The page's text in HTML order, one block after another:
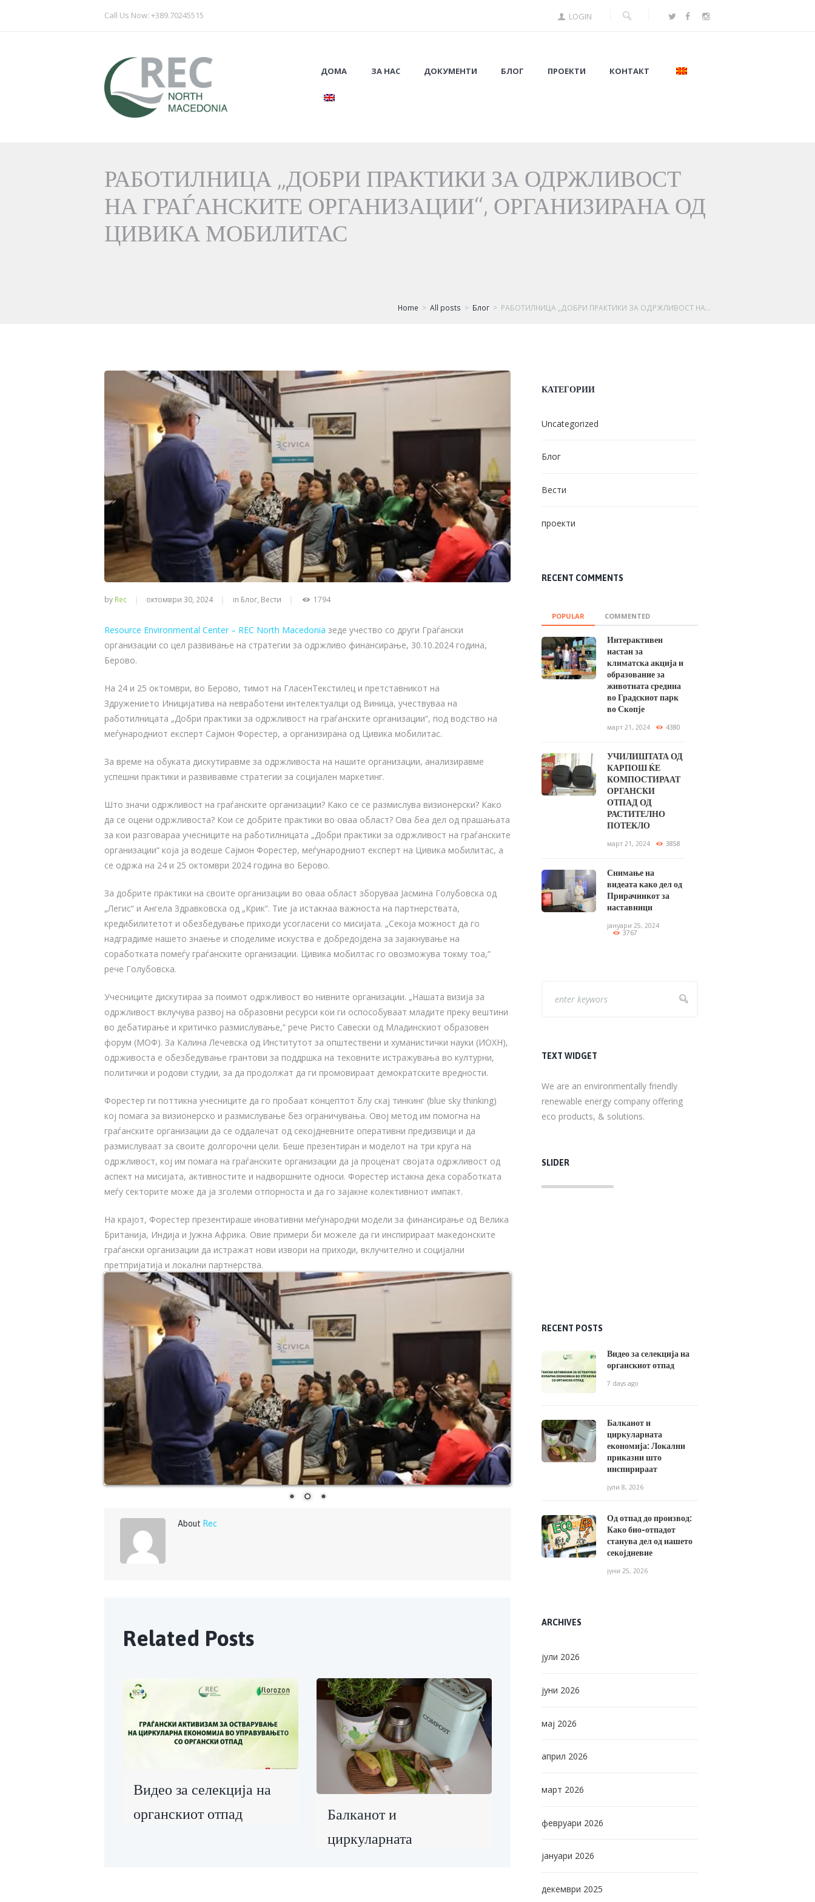
Call Us Now: +389.70245515 LOGIN
ДОМА ЗА НАС ДОКУМЕНТИ БЛОГ ПРОЕКТИ КОНТАКТ
РАБОТИЛНИЦА „ДОБРИ ПРАКТИКИ ЗА ОДРЖЛИВОСТ
НА ГРАЃАНСКИТЕ ОРГАНИЗАЦИИ“, ОРГАНИЗИРАНА ОД
ЦИВИКА МОБИЛИТАС
Home All posts Блог РАБОТИЛНИЦА „ДОБРИ ПРАКТИКИ ЗА ОДРЖЛИВОСТ НА...
by Rec октомври 30, 2024 in Блог, Вести 1794
Resource Environmental Center – REC North Macedonia зеде учество со други Граѓански
организации со цел развивање на стратегии за одржливо финансирање, 30.10.2024 година,
Берово.
На 24 и 25 октомври, во Берово, тимот на ГласенТекстилец и претставникот на
Здружението Иницијатива на невработени интелектуалци од Виница, учествуваа на
работилницата „Добри практики за одржливост на граѓанските организации“, под водство на
меѓународниот експерт Сајмон Форестер, а организирана од Цивика мобилитас.
За време на обуката дискутиравме за одржливоста на нашите организации, анализиравме
успешни практики и развивавме стратегии за социјален маркетинг.
Што значи одржливост на граѓанските организации? Како се се размислува визионерски? Како
да се оцени одржливоста? Кои се добрите практики во оваа област? Ова беа дел од прашањата
за кои разговараа учесниците на работилницата „Добри практики за одржливост на граѓанските
организации“ која ја водеше Сајмон Форестер, меѓународниот експерт на Цивика мобилитас, а
се одржа на 24 и 25 октомври 2024 година во Берово.
За добрите практики на своите организации во оваа област зборуваа Јасмина Голубовска од
„Легис“ и Ангела Здравковска од „Крик“. Тие ја истакнаа важноста на партнерствата,
кредибилитетот и обезбедување приходи усогласени со мисијата. „Секоја можност да го
надградиме нашето знаење и споделиме искуства е добредојдена за зајакнување на
соработката помеѓу граѓанските организации. Цивика мобилтас го овозможува токму тоа,“
рече Голубовска.
Учесниците дискутираа за поимот одржливост во нивните организации. „Нашата визија за
одржливост вклучува развој на образовни ресурси кои ги оспособуваат младите преку вештини
во дебатирање и критичко размислување,“ рече Ристо Савески од Младинскиот образовен
форум (МОФ). За Калина Лечевска од Институтот за општествени и хуманистички науки (ИОХН),
одрживоста е обезбедување грантови за поддршка на тековните истражувања во културни,
политички и родови студии, за да продолжат да ги промовираат демократските вредности.
Форестер ги поттикна учесниците да го пробаат концептот блу скај тинкинг (blue sky thinking)
кој помага за визионерско и размислување без ограничувања. Овој метод им помогна на
граѓанските организации да се оддалечат од секојдневните оперативни предизвици и да
размислуваат за своите долгорочни цели. Беше презентиран и моделот на три круга на
одржливост, кој им помага на граѓанските организации да ја проценат својата одржливост од
аспект на мисијата, активностите и надворшните односи. Форестер истакна дека соработката
меѓу секторите може да ја зголеми отпорноста и да го зајакне колективниот импакт.
На крајот, Форестер презентираше иновативни меѓународни модели за финансирање од Велика
Британија, Индија и Јужна Африка. Овие примери би можеле да ги инспирираат македонските
граѓански организации да истражат нови извори на приходи, вклучително и социјални
претпријатија и локални партнерства.
Related Posts
КАТЕГОРИИ
Uncategorized
Блог
Вести
проекти
RECENT COMMENTS
POPULAR COMMENTED
Интерактивен
настан за
климатска акција и
образование за
животната средина
во Градскиот парк
во Скопје
март 21, 2024 4380
УЧИЛИШТАТА ОД
КАРПОШ ЌЕ
КОМПОСТИРААТ
ОРГАНСКИ
ОТПАД ОД
РАСТИТЕЛНО
ПОТЕКЛО
март 21, 2024 3858
Снимање на
видеата како дел од
Прирачникот за
наставници
јануари 25, 2024
3767
TEXT WIDGET
We are an environmentally friendly
renewable energy company offering
eco products, & solutions.
SLIDER
RECENT POSTS
Видео за селекција на
органскиот отпад
7 days ago
Балканот и
циркуларната
економија: Локални
приказни што
инспирираат
јули 8, 2026
Од отпад до производ:
Како био-отпадот
станува дел од нашето
секојдневие
јуни 25, 2026
ARCHIVES
јули 2026
јуни 2026
мај 2026
април 2026
март 2026
февруари 2026
јануари 2026
декември 2025